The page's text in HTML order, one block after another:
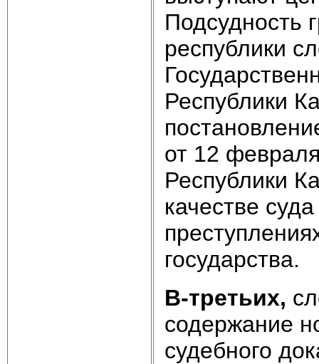
Подсудность
республики
Республики
от 12
Республики
качестве
государства.
В-третьих,
содержание
судебного